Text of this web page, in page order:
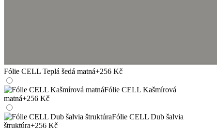
Fólie CELL Teplá šedá matná+256 Kč
Fólie CELL Kašmírová
matná+256 Kč
Fólie CELL Dub šalvia
štruktúra+256 Kč